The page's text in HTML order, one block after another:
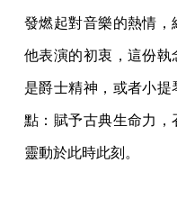
發燃起對音樂的熱情
他表演的初衷，這份
是爵士精神，或者小
點：賦予古典生命力，
靈動於此時此刻。